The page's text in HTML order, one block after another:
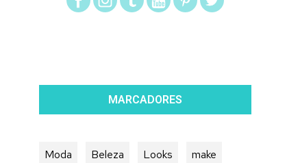
MARCADORES
Moda Beleza Looks make